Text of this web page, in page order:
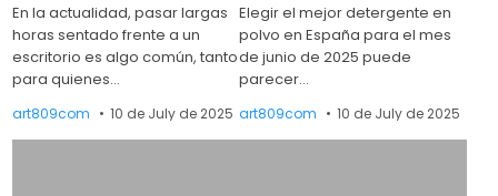
En la actualidad, pasar largas
horas sentado frente a un
escritorio es algo común, tanto
para quienes…
art809com 10 de July de 2025
Elegir el mejor detergente en
polvo en España para el mes
de junio de 2025 puede
parecer…
art809com 10 de July de 2025